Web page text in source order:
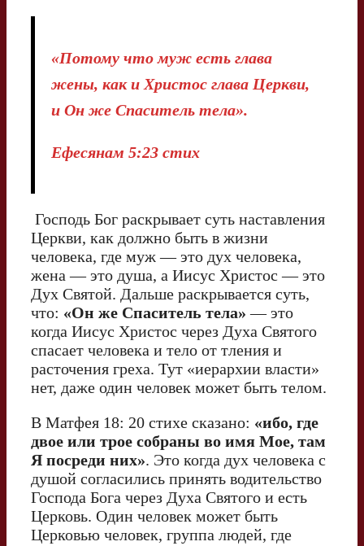
«Потому что муж есть глава
жены, как и Христос глава Церкви,
и Он же Спаситель тела».
Ефесянам 5:23 стих
Господь Бог раскрывает суть наставления
Церкви, как должно быть в жизни
человека, где муж — это дух человека,
жена — это душа, а Иисус Христос — это
Дух Святой. Дальше раскрывается суть,
что: «Он же Спаситель тела» — это
когда Иисус Христос через Духа Святого
спасает человека и тело от тления и
расточения греха. Тут «иерархии власти»
нет, даже один человек может быть телом.
В Матфея 18: 20 стихе сказано: «ибо, где
двое или трое собраны во имя Мое, там
Я посреди них». Это когда дух человека с
душой согласились принять водительство
Господа Бога через Духа Святого и есть
Церковь. Один человек может быть
Церковью человек, группа людей, где